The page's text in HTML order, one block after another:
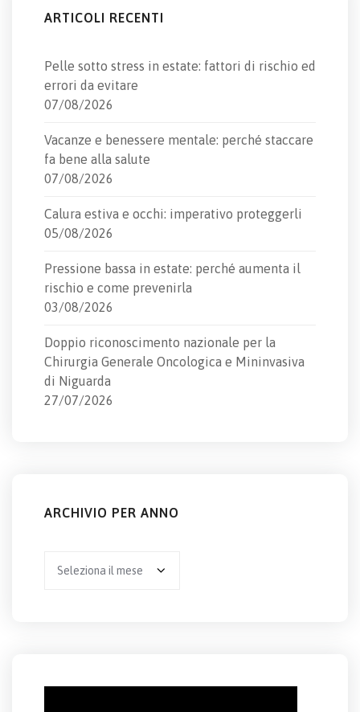
ARTICOLI RECENTI
Pelle sotto stress in estate: fattori di rischio ed
errori da evitare
07/08/2026
Vacanze e benessere mentale: perché staccare
fa bene alla salute
07/08/2026
Calura estiva e occhi: imperativo proteggerli
05/08/2026
Pressione bassa in estate: perché aumenta il
rischio e come prevenirla
03/08/2026
Doppio riconoscimento nazionale per la
Chirurgia Generale Oncologica e Mininvasiva
di Niguarda
27/07/2026
ARCHIVIO PER ANNO
per